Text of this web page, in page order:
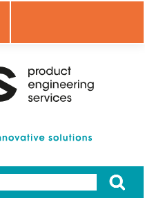
Apply